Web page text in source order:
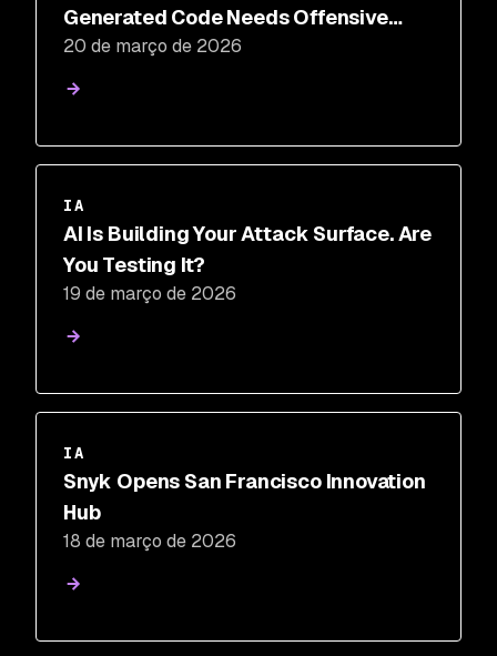
Generated Code Needs Offensive
Dynamic Testing
20 de março de 2026
IA
AI Is Building Your Attack Surface. Are
You Testing It?
19 de março de 2026
IA
Snyk Opens San Francisco Innovation
Hub
18 de março de 2026